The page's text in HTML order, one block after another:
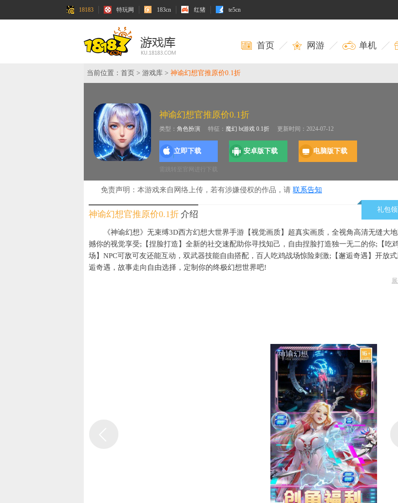
18183 特玩网 183cn 红猪 te5cn
首页 网游 单机
当前位置： 首页 > 游戏库 > 神谕幻想官推原价0.1折
神谕幻想官推原价0.1折
类型： 角色扮演 特征： 魔幻 bt游戏 0.1折 更新时间：2024-07-12
立即下载
需跳转至官网进行下载
安卓版下载 电脑版下载
免责声明：本游戏来自网络上传，若有涉嫌侵权的作品，请 联系告知
礼包领
神谕幻想官推原价0.1折 介绍
《神谕幻想》无束缚3D西方幻想大世界手游【视觉画质】超真实画质，全视角高清无缝大
撼你的视觉享受;【捏脸打造】全新的社交速配助你寻找知己，自由捏脸打造独一无二的你;【吃
场】NPC可敌可友还能互动，双武器技能自由搭配，百人吃鸡战场惊险刺激;【邂逅奇遇】开放
逅奇遇，故事走向自由选择，定制你的终极幻想世界吧!
【充值月卡、终身卡、礼包、基金】是否计入返利：否